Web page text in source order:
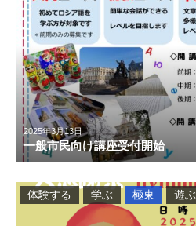
2025年3月13日
一般市民向け講座受付開始
体験する 学ぶ 極東 遊ぶ